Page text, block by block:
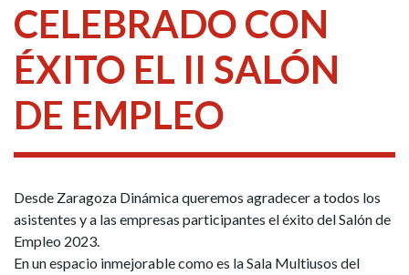
CELEBRADO CON
ÉXITO EL II SALÓN
DE EMPLEO
Desde Zaragoza Dinámica queremos agradecer a todos los
asistentes y a las empresas participantes el éxito del Salón de
Empleo 2023.
En un espacio inmejorable como es la Sala Multiusos del